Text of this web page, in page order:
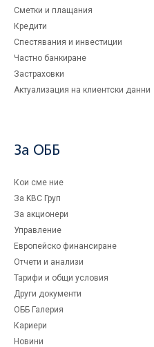
Сметки и плащания
Кредити
Спестявания и инвестиции
Частно банкиране
Застраховки
Актуализация на клиентски данни
За ОББ
Кои сме ние
За KBC Груп
За акционери
Управление
Европейско финансиране
Отчети и анализи
Тарифи и общи условия
Други документи
ОББ Галерия
Кариери
Новини